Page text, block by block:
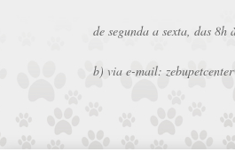
de segunda a sexta, das 8h
b) via e-mail: